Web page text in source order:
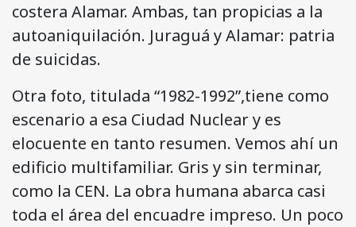
costera Alamar. Ambas, tan propicias a la
autoaniquilación. Juraguá y Alamar: patria
de suicidas.
Otra foto, titulada “1982-1992”,tiene como
escenario a esa Ciudad Nuclear y es
elocuente en tanto resumen. Vemos ahí un
edificio multifamiliar. Gris y sin terminar,
como la CEN. La obra humana abarca casi
toda el área del encuadre impreso. Un poco